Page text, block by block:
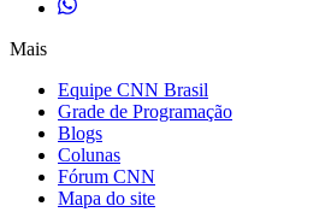
Mais
Equipe CNN Brasil
Grade de Programação
Blogs
Colunas
Fórum CNN
Mapa do site